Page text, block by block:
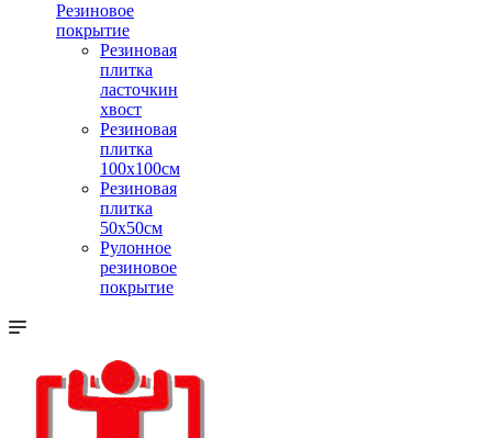
Резиновое
покрытие
Резиновая
плитка
ласточкин
хвост
Резиновая
плитка
100х100см
Резиновая
плитка
50х50см
Рулонное
резиновое
покрытие